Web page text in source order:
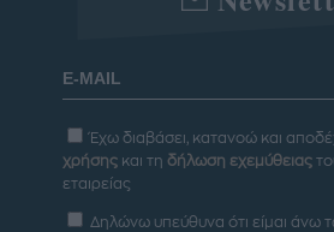
Έχω διαβάσει, κατανοώ και
χρήσης και τη δήλωση εχεμύθειας
εταιρείας
Δηλώνω υπεύθυνα ότι είμαι άνω